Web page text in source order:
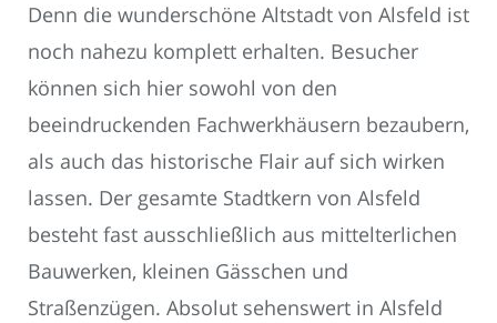
Denn die wunderschöne Altstadt von Alsfeld ist
noch nahezu komplett erhalten. Besucher
können sich hier sowohl von den
beeindruckenden Fachwerkhäusern bezaubern,
als auch das historische Flair auf sich wirken
lassen. Der gesamte Stadtkern von Alsfeld
besteht fast ausschließlich aus mittelterlichen
Bauwerken, kleinen Gässchen und
Straßenzügen. Absolut sehenswert in Alsfeld